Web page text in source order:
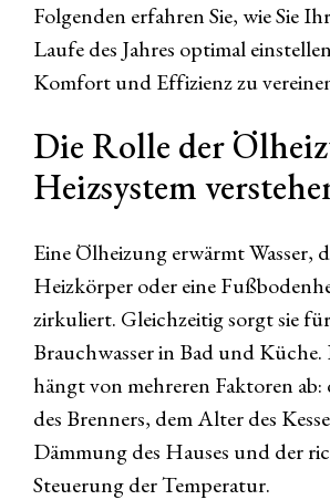
Folgenden erfahren Sie, wie Sie
Laufe des Jahres optimal
Komfort und Effizienz zu
Die Rolle der
Heizsystem
Eine Ölheizung erwärmt Wasser,
Heizkörper oder eine
zirkuliert. Gleichzeitig sorgt sie
Brauchwasser in Bad und
hängt von mehreren Faktoren
des Brenners, dem Alter des
Dämmung des Hauses und der
Steuerung der Temperatur.